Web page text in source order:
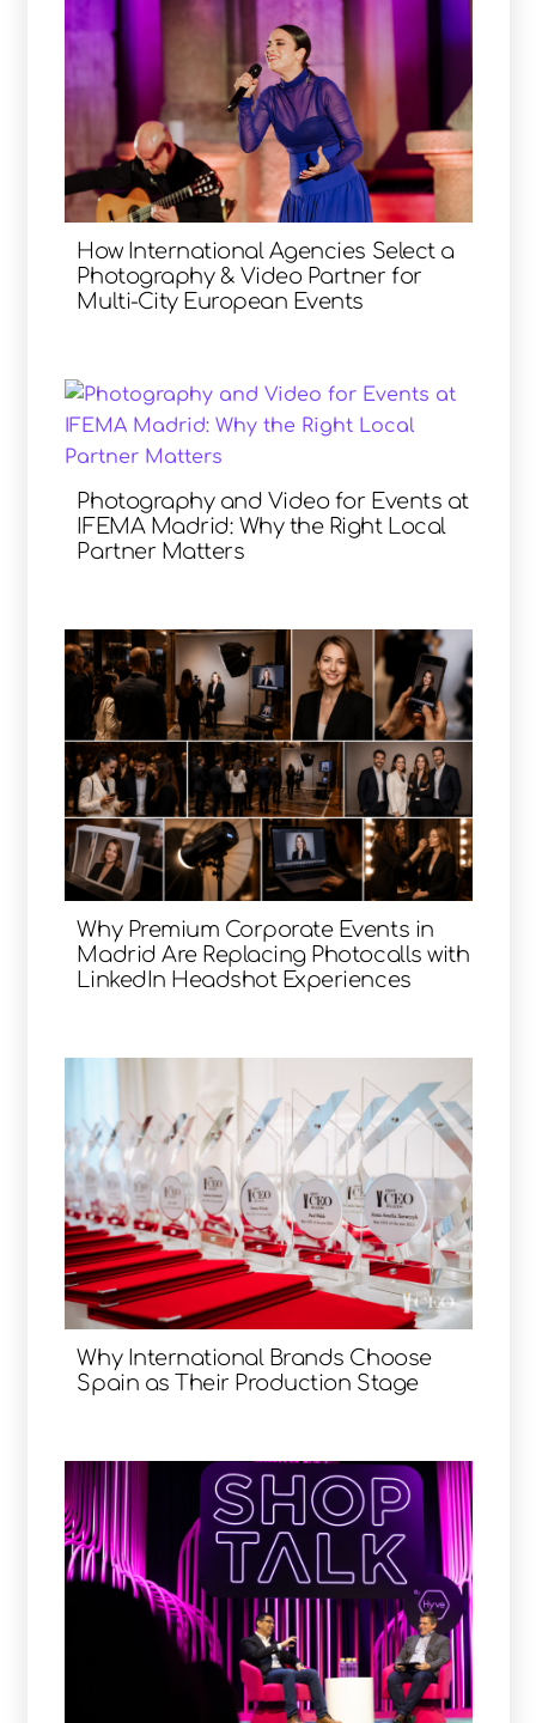
How International Agencies Select a
Photography & Video Partner for
Multi-City European Events
Photography and Video for Events at
IFEMA Madrid: Why the Right Local
Partner Matters
Why Premium Corporate Events in
Madrid Are Replacing Photocalls with
LinkedIn Headshot Experiences
Why International Brands Choose
Spain as Their Production Stage